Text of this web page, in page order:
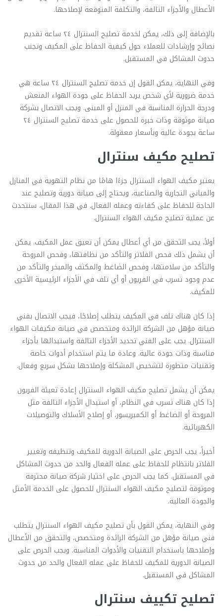
الأعطال والأجزاء التالفة، والتكلفة المتوقعة لإصلاحها.
بالإضافة إلى ذلك، يمكن لخدمة تصليح السنترال ٢٤ ساعة تقديم
نصائح وإرشادات للعملاء حول كيفية الحفاظ على المكيف وتجنب
حدوث المشاكل في المستقبل.
وفي النهاية، يمكن القول إن خدمة تصليح السنترال ٢٤ ساعة هي
خدمة ضرورية لأي شخص يريد الحفاظ على جودة الهواء المنعش
ودرجة الحرارة المناسبة في المنزل أو المبنى. ويجب الاتصال بشركة
صيانة موثوقة وذات خبرة للحصول على خدمة تصليح السنترال ٢٤
ساعة بجودة عالية وبأسعار معقولة.
تصليح مكيف سنترال
يعتبر مكيف الهواء السنترال جزءًا هامًا من نظام التهوية في المنازل
والمباني التجارية والصناعية، ويحتاج إلى صيانة دورية وتصليح عند
الحاجة للحفاظ على كفاءته وعمله الفعال. في هذا المقال، سنتحدث
عن عملية تصليح مكيف الهواء السنترال.
أولاً، يجب التحقق من أي أعطال يمكن أن تعيق عمل المكيف. يمكن
أن يشمل ذلك فحص الفلاتر والتأكد من نظافتها، وفحص المروحة
والتأكد من سلامتها، وفحص الضاغط والمكثف والمبخر والتأكد من
عدم وجود تسرب في الفريون أو أي تلف في الأجزاء الرئيسية الأخرى
للمكيف.
إذا كان هناك تلف في المكيف يتطلب إصلاحًا، فيجب الاتصال بفني
صيانة مؤهل من الشركة الرائدة ومتخصص في صيانة مكيفات الهواء
السنترال. يجب على الفني تحديد الأجزاء التالفة واستبدالها بأجزاء
مناسبة وذات جودة عالية. وعادة ما يتم استخدام أدوات خاصة
وتقنيات متطورة لتشخيص المشكلة وإصلاحها بشكل سريع وفعال.
يمكن أن يشمل تصليح مكيف الهواء السنترال إعادة تعبئة الفريون
إذا كان هناك تسرب في النظام، أو استبدال الأجزاء التالفة مثل
المروحة أو الضاغط أو الكمبريسور، أو إصلاح الأسلاك والتوصيلات
الكهربائية.
أخيراً، يجب الحرص على الصيانة الدورية للمكيف وتنظيفه وتغيير
الفلاتر بانتظام للحفاظ على عمله الفعال والحد من حدوث المشاكل
في المستقبل. كما يجب الحرص على اختيار شركة صيانة محترفة
وموثوقة لتصليح مكيف الهواء السنترال للحصول على الخدمة الأمثل
والجودة العالية.
وفي النهاية، يمكن القول بأن تصليح مكيف الهواء السنترال يتطلب
فني صيانة مؤهل من الشركة الرائدة ومتخصص، والتحقق من الأعطال
وإصلاحها باستخدام التقنيات والأدوات المناسبة. ويجب الحرص على
الصيانة الدورية للمكيف للحفاظ على عمله الفعال والحد من حدوث
المشاكل في المستقبل.
تصليح تكييف سنترال